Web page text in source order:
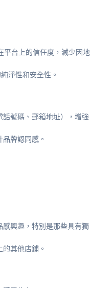
平台上的信任度，減少因地
淨性和安全性。
話號碼、郵箱地址），增強
牌認同感。
感興趣，特別是那些具有獨
其他店鋪。